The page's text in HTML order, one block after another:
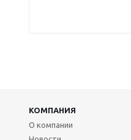
КОМПАНИЯ
О компании